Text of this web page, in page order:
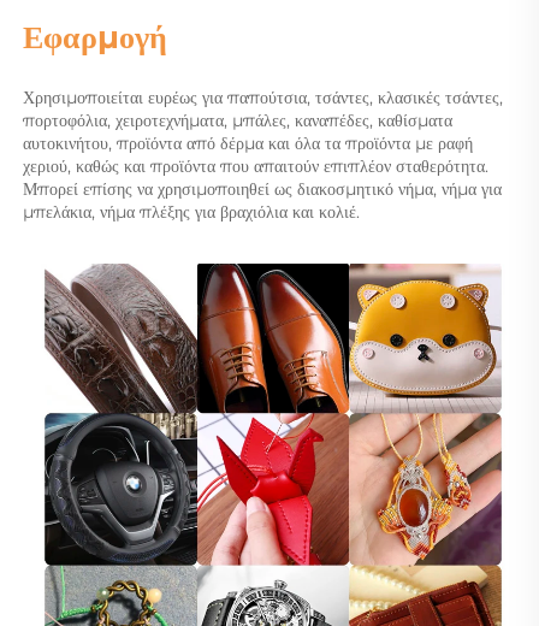
Εφαρμογή
Χρησιμοποιείται ευρέως για παπούτσια, τσάντες, κλασικές τσάντες,
πορτοφόλια, χειροτεχνήματα, μπάλες, καναπέδες, καθίσματα
αυτοκινήτου, προϊόντα από δέρμα και όλα τα προϊόντα με ραφή
χεριού, καθώς και προϊόντα που απαιτούν επιπλέον σταθερότητα.
Μπορεί επίσης να χρησιμοποιηθεί ως διακοσμητικό νήμα, νήμα για
μπελάκια, νήμα πλέξης για βραχιόλια και κολιέ.